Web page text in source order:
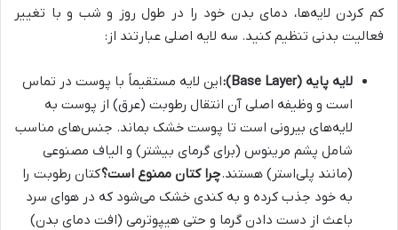
کم کردن لایه‌ها، دمای بدن خود را در طول روز و شب و با تغییر
فعالیت بدنی تنظیم کنید. سه لایه اصلی عبارتند از:
لایه پایه (Base Layer):
این لایه مستقیماً با پوست در تماس
است و وظیفه اصلی آن انتقال رطوبت (عرق) از پوست به
لایه‌های بیرونی است تا پوست خشک بماند. جنس‌های مناسب
شامل پشم مرینوس (برای گرمای بیشتر) و الیاف مصنوعی
(مانند پلی‌استر) هستند.چرا کتان ممنوع است؟کتان رطوبت را
به خود جذب کرده و به کندی خشک می‌شود که در هوای سرد
باعث از دست دادن گرما و حتی هیپوترمی (افت دمای بدن)